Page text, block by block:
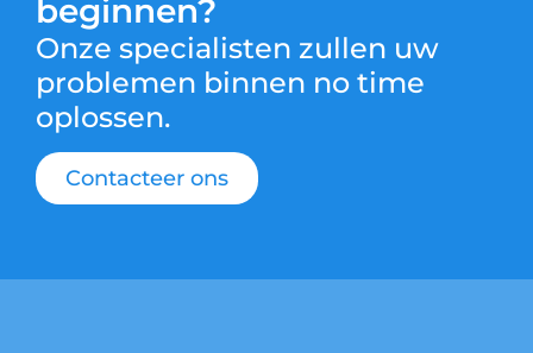
beginnen?
Onze specialisten zullen uw
problemen binnen no time
oplossen.
Contacteer ons